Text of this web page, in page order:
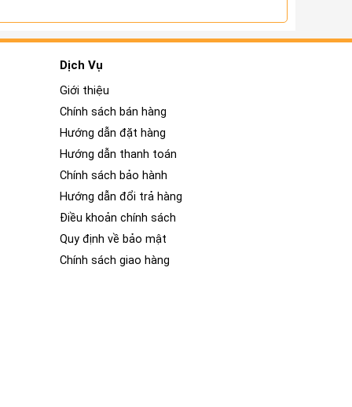
là một thương hiệu nổi tiếng trong ngành công
Dịch Vụ
Giới thiệu
Chính sách bán hàng
Hướng dẫn đặt hàng
Hướng dẫn thanh toán
Chính sách bảo hành
Hướng dẫn đổi trả hàng
Điều khoản chính sách
Quy định về bảo mật
Chính sách giao hàng